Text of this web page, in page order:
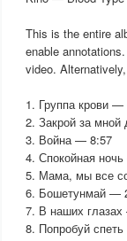
This is the entire
enable
video.
1. Группа крови —
2. Закрой за
3. Война — 8:57
4. Спокойная
5. Мама, мы все
6. Бошетунмай —
7. В наших
8. Попробуй